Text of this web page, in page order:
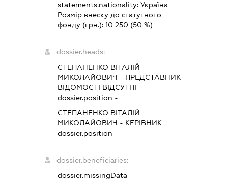
statements.nationality: Україна
Розмір внеску до статутного
фонду (грн.): 10 250 (50 %)
dossier.heads:
СТЕПАНЕНКО ВІТАЛІЙ
МИКОЛАЙОВИЧ - ПРЕДСТАВНИК
ВІДОМОСТІ ВІДСУТНІ
dossier.position -
СТЕПАНЕНКО ВІТАЛІЙ
МИКОЛАЙОВИЧ - КЕРІВНИК
dossier.position -
dossier.beneficiaries:
dossier.missingData